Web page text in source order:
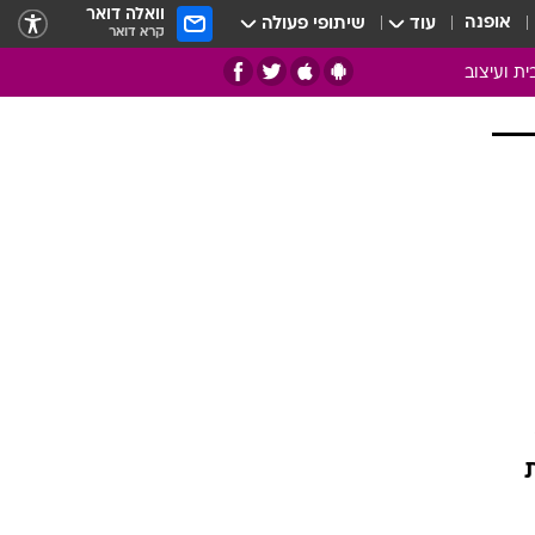
אופנה עוד שיתופי פעולה וואלה דואר
קרא דואר
ועיצוב